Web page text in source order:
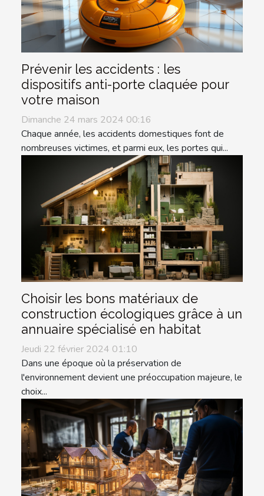
Prévenir les accidents : les
dispositifs anti-porte claquée pour
votre maison
Dimanche 24 mars 2024 00:16
Chaque année, les accidents domestiques font de
nombreuses victimes, et parmi eux, les portes qui...
Choisir les bons matériaux de
construction écologiques grâce à un
annuaire spécialisé en habitat
Jeudi 22 février 2024 01:10
Dans une époque où la préservation de
l'environnement devient une préoccupation majeure, le
choix...